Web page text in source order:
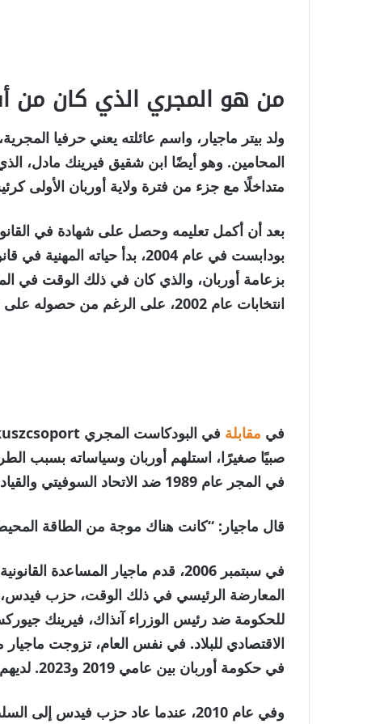
من هو المجري الذي كان من
متداخلًا مع جزء من فترة ولاية أوربان الأولى كرئيس
بعد أن أكمل تعليمه وحصل على شهادة في
بودابست في عام 2004، بدأ
بزعامة أوربان، والذي كان في ذلك الوقت في
انتخابات عام 2002، على الرغم من حصوله على معظم المقاعد.
في مقابلة
صبيًا صغيرًا، استلهم أوربان وسياساته بسبب
في المجر عام 1989 ضد الاتحاد السوفيتي والقيادة الشيوعية المدعومة من موسكو في بودابست.
قال ماجيار: “كانت هناك موجة من الطاقة
في سبتمبر 2006، قدم ماجيار
المعارضة الرئيسي في ذلك الوقت، حزب
للحكومة ضد رئيس الوزراء آنذاك، فيرينك
الاقتصادي للبلاد. في نفس العام، تزوجت
في حكومة أوربان بين عامي 2019 و2023. لديهم ثلاثة أطفال.
وفي عام 2010، عندما عاد حزب فيدس